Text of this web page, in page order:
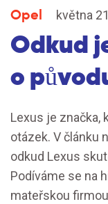
Opel května
Odkud
o
Lexus je značka,
otázek. V článku
odkud Lexus
Podíváme se na
mateřskou